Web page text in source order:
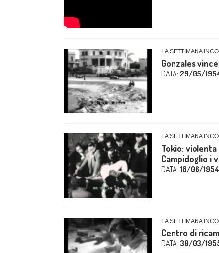
LA SETTIMANA
Gonzales
DATA: 29/05/
LA SETTIMANA
Tokio:
Campidoglio i
DATA: 18/06/1954
LA SETTIMANA
Centro di
DATA: 30/03/